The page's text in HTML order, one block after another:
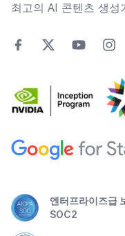
최고의 AI 콘텐츠 생성
엔터프라이즈급
SOC2